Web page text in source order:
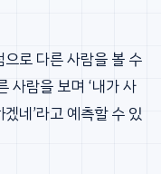
로 다른 사람을 볼 수
사람을 보며 ‘내가 사
네’라고 예측할 수 있